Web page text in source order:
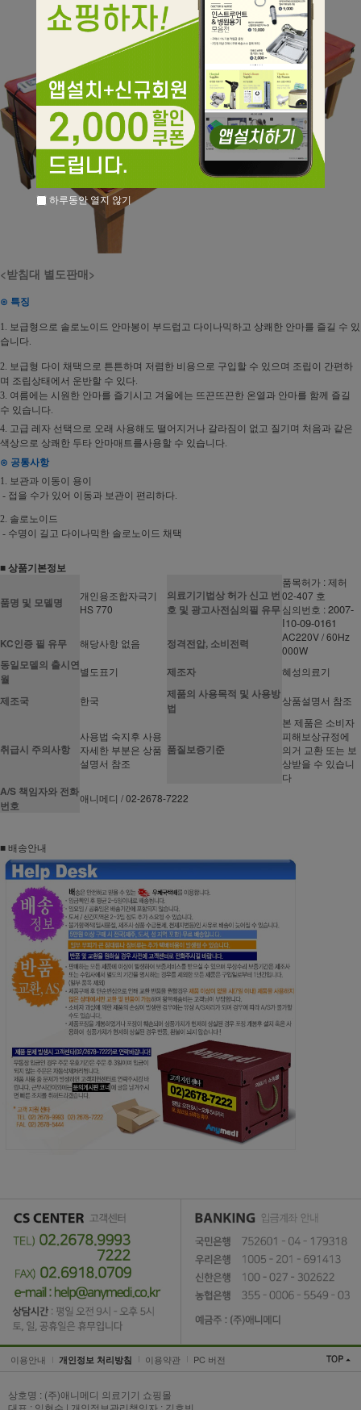
<받침대 별도판매>
⊙ 특징
1. 보급형으로 솔로노이드 안마봉이 부드럽고 다이나믹하고 상쾌한 안마를 즐길 수 있
습니다.
2. 보급형 다이 채택으로 튼튼하며 저렴한 비용으로 구입할 수 있으며 조립이 간편하
며 조립상태에서 운반할 수 있다.
3. 여름에는 시원한 안마를 즐기시고 겨울에는 뜨끈뜨끈한 온열과 안마를 함께 즐길
수 있습니다.
4. 고급 레자 선택으로 오래 사용해도 떨어지거나 갈라짐이 없고 질기며 처음과 같은
색상으로 상쾌한 두타 안마매트를사용할 수 있습니다.
⊙ 공통사항
1. 보관과 이동이 용이
- 접을 수가 있어 이동과 보관이 편리하다.
2. 솔로노이드
- 수명이 길고 다이나믹한 솔로노이드 채택
■ 상품기본정보
품명 및 모델명
개인용조합자극기
HS 770
의료기기법상 허가 신고 번
호 및 광고사전심의필 유무
품목허가 : 제허
02-407 호
심의번호 :2007-
I10-09-0161
KC인증 필 유무 해당사항 없음 정격전압, 소비전력
AC220V / 60Hz
000W
동일모델의 출시연
월
별도표기 제조자 혜성의료기
제조국 한국
제품의 사용목적 및 사용방
법
상품설명서 참조
취급시 주의사항
사용법 숙지후 사용
자세한 부분은 상품
설명서 참조
품질보증기준
본 제품은 소비자
피해보상규정에
의거 교환 또는 보
상받을 수 있습니
다
A/S 책임자와 전화
번호
애니메디 / 02-2678-7222
■ 배송안내
이용안내 개인정보 처리방침 이용약관 PC 버전
상호명 : (주)애니메디 의료기기 쇼핑몰
하루동안 열지 않기